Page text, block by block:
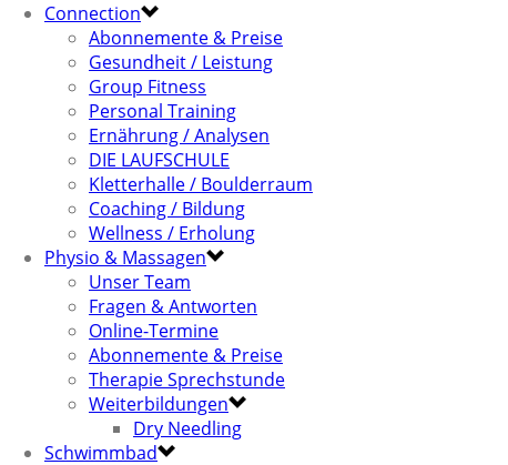
Connection
Abonnemente & Preise
Gesundheit / Leistung
Group Fitness
Personal Training
Ernährung / Analysen
DIE LAUFSCHULE
Kletterhalle / Boulderraum
Coaching / Bildung
Wellness / Erholung
Physio & Massagen
Unser Team
Fragen & Antworten
Online-Termine
Abonnemente & Preise
Therapie Sprechstunde
Weiterbildungen
Dry Needling
Schwimmbad